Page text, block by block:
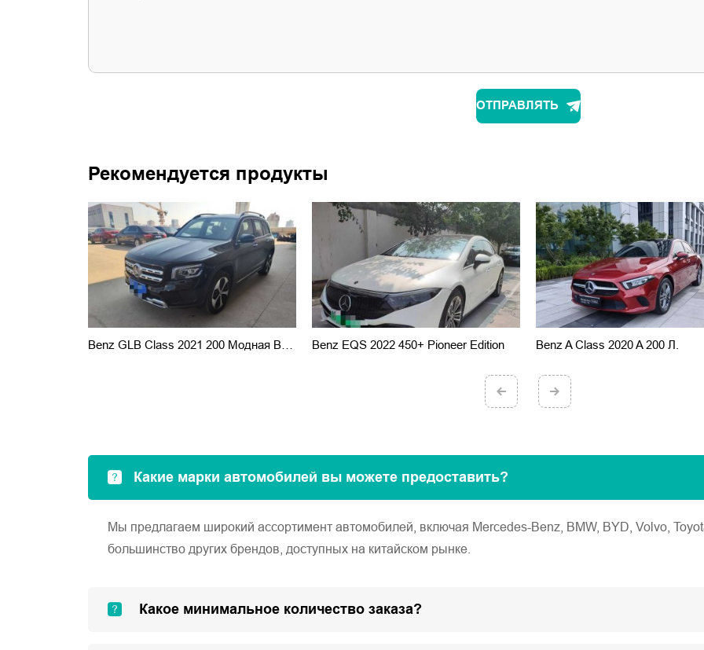
ОТПРАВЛЯТЬ
Рекомендуется продукты
Benz GLB Class 2021 200 Модная Версия Benz EQS 2022 450+ Pioneer Edition Benz A Class 2020 A 200 Л.
Какие марки автомобилей вы можете предоставить?
Мы предлагаем широкий ассортимент автомобилей, включая Mercedes-Benz, BMW, BYD, Volvo,
большинство других брендов, доступных на китайском рынке.
Какое минимальное количество заказа?